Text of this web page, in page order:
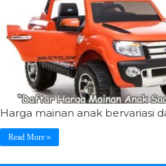
Harga mainan anak bervariasi
Read More »